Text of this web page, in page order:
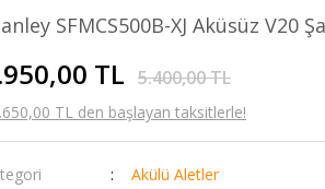
SFMCS500B-XJ Aküsüz V20
TL 5.400,00 TL
TL den başlayan taksitlerle!
Akülü Aletler